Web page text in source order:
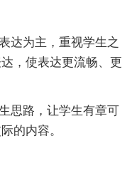
达为主，重视学生之
，使表达更流畅、更
思路，让学生有章可
的内容。